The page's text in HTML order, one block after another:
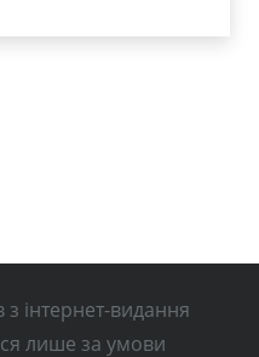
інтернет-видання
лише за умови